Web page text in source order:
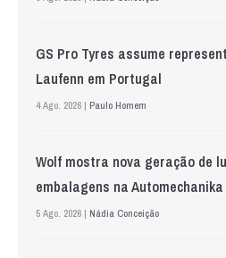
GS Pro Tyres assume
Laufenn em Portugal
4 Ago. 2026 | Paulo Homem
Wolf mostra nova geração de
embalagens na Automechanika
5 Ago. 2026 | Nádia Conceição